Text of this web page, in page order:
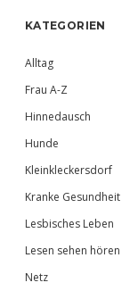
Sidebar
KATEGORIEN
Alltag
Frau A-Z
Hinnedausch
Hunde
Kleinkleckersdorf
Kranke Gesundheit
Lesbisches Leben
Lesen sehen hören
Netz